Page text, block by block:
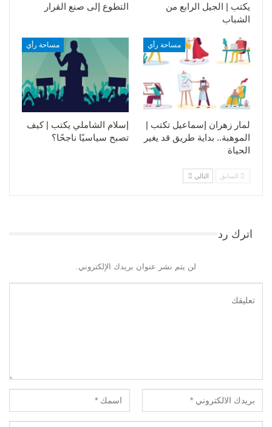
التطوع إلى صنع القرار
يكتب | الجيل الرابع من
الشباب
مساحة رأي
إسلام الشاملي يكتب | كيف
تصبح سياسيًا ناجحًا؟
مساحة رأي
لمار زهران إسماعيل تكتب |
الموهبة.. بداية طريق قد يغير
الحياة
السابق التالي
اترك رد
لن يتم نشر عنوان بريدك الإلكتروني.